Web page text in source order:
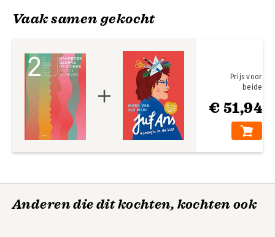
Vaak samen gekocht
€ 51,94
Prijs voor
beide
Anderen die dit kochten, kochten ook